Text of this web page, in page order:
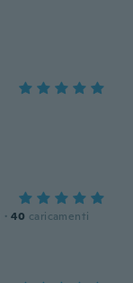
· 40 caricamenti